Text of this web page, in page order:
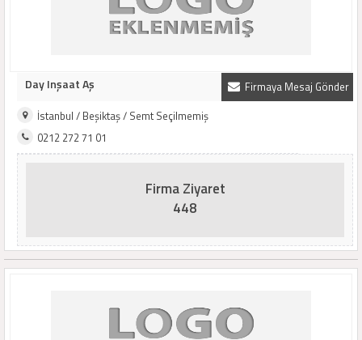
Firmaya Mesaj Gönder
Day Inşaat Aş
İstanbul / Beşiktaş / Semt Seçilmemiş
0212 272 71 01
Firma Ziyaret
448